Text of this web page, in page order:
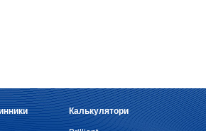
Калькулятори